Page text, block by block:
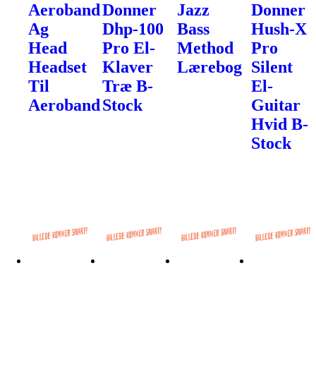
Aeroband
Ag
Head
Headset
Til
Aeroband
Donner
Dhp-100
Pro El-
Klaver
Træ B-
Stock
Jazz
Bass
Method
Lærebog
Donner
Hush-X
Pro
Silent
El-
Guitar
Hvid B-
Stock